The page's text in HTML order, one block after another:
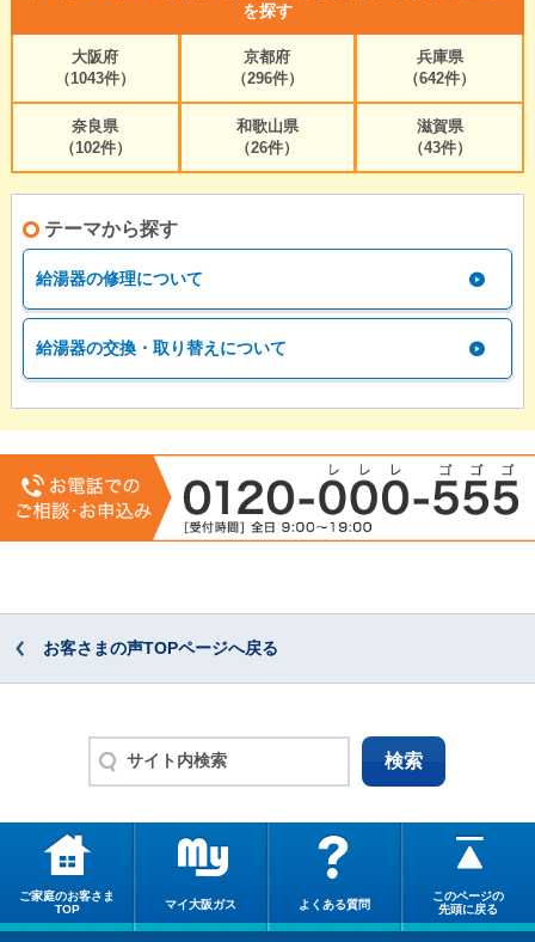
を探す
大阪府
（1043件）
京都府
（296件）
兵庫県
（642件）
奈良県
（102件）
和歌山県
（26件）
滋賀県
（43件）
テーマから探す
給湯器の修理について
給湯器の交換・取り替えについて
お客さまの声TOPページへ戻る
ご家庭のお客さま
TOP
マイ大阪ガス よくある質問
このページの
先頭に戻る